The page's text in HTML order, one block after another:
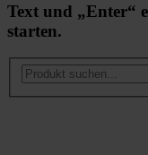
Text und „Enter“
starten.
Produkt
suchen...